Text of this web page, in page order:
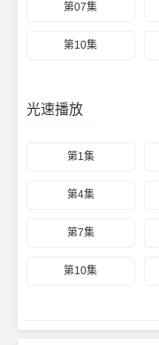
第07集
第10集
光速播放
第1集
第4集
第7集
第10集